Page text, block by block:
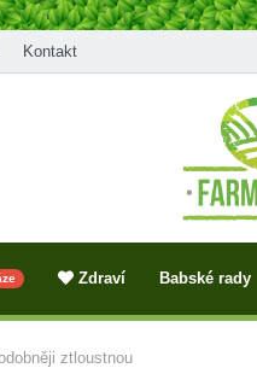
Kontakt
Zdraví Babské rady
ztloustnou